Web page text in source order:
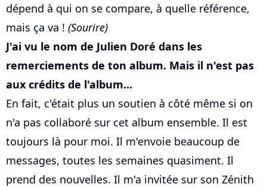
dépend à qui on se compare, à quelle référence,
mais ça va ! (Sourire)
J'ai vu le nom de Julien Doré dans les
remerciements de ton album. Mais il n'est pas
aux crédits de l'album...
En fait, c'était plus un soutien à côté même si on
n'a pas collaboré sur cet album ensemble. Il est
toujours là pour moi. Il m'envoie beaucoup de
messages, toutes les semaines quasiment. Il
prend des nouvelles. Il m'a invitée sur son Zénith